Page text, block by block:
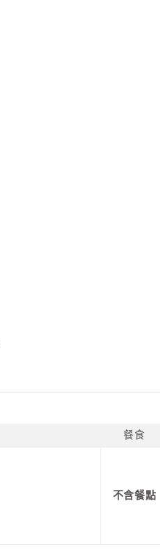
餐食
不含餐點